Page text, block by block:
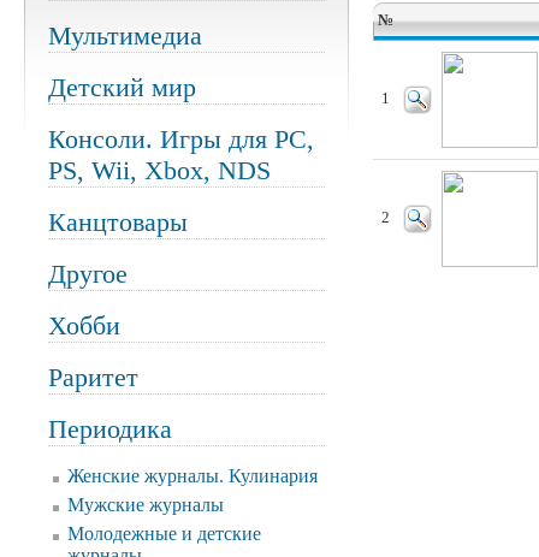
Мультимедиа
Детский мир
Консоли. Игры для PC,
PS, Wii, Xbox, NDS
Канцтовары
Другое
Хобби
Раритет
Периодика
Женские журналы. Кулинария
Мужские журналы
Молодежные и детские
№
1
2